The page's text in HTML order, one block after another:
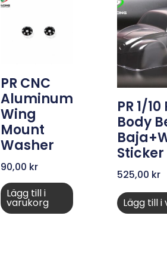
PR CNC
Aluminum
Wing
Mount
Washer
90,00 kr
Lägg till i
varukorg
PR 1/10
Body
Sticker
525,00 kr
Lägg till